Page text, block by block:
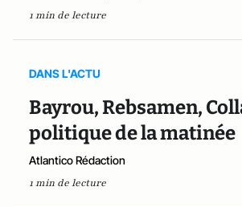
1 min de lecture
DANS L'ACTU
Bayrou, Rebsamen,
politique de la matinée
Atlantico Rédaction
1 min de lecture